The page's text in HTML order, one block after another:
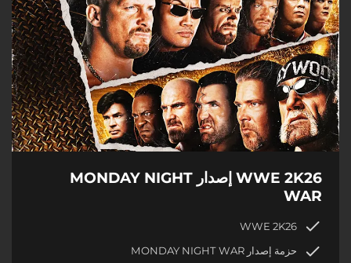
WWE 2K26 إصدار MONDAY NIGHT
WAR
WWE 2K26
حزمة إصدار MONDAY NIGHT WAR